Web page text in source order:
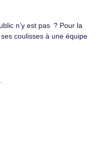
n’y est pas ? Pour la
coulisses à une équipe